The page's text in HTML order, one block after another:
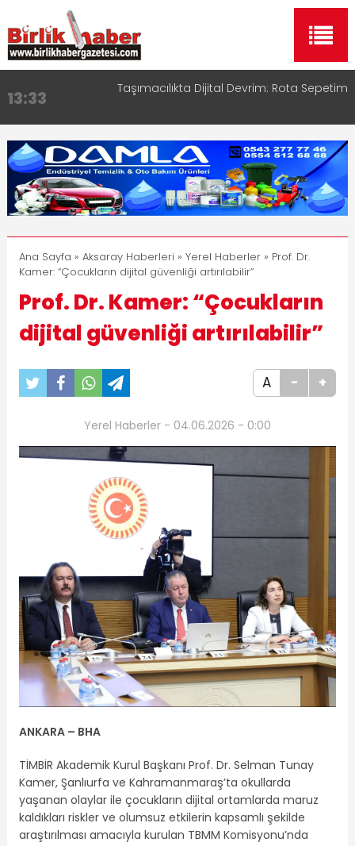
13:33 Taşımacılıkta Dijital Devrim: Rota Sepetim
17:15
Çocuklara Bıraktı
16:00
Aksaray Esnaf Rehberi ile Google ve Yapay Zeka
Aramalarında Öne Çıkın
8:23 Aksaray Esnaf Rehberi Hizmete Girdi
11:30
Akıllı Haber Platformu
Ana Sayfa » Aksaray Haberleri » Yerel Haberler» Prof. Dr.
Kamer: “Çocukların dijital güvenliği artırılabilir”
Prof. Dr. Kamer: “Çocukların
dijital güvenliği artırılabilir”
A - +
Yerel Haberler - 04.06.2026 - 0:00
ANKARA – BHA
TİMBİR Akademik Kurul Başkanı Prof. Dr. Selman Tunay
Kamer, Şanlıurfa ve Kahramanmaraş’ta okullarda
yaşanan olaylar ile çocukların dijital ortamlarda maruz
kaldıkları riskler ve olumsuz etkilerin kapsamlı şekilde
araştırılması amacıyla kurulan TBMM Komisyonu’nda